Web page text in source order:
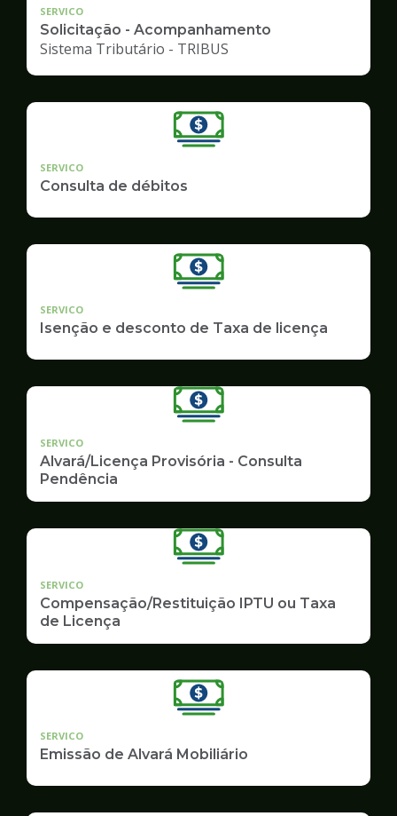
SERVICO
Solicitação - Acompanhamento
Sistema Tributário - TRIBUS
SERVICO
Consulta de débitos
SERVICO
Isenção e desconto de Taxa de licença
SERVICO
Alvará/Licença Provisória - Consulta
Pendência
SERVICO
Compensação/Restituição IPTU ou Taxa
de Licença
SERVICO
Emissão de Alvará Mobiliário